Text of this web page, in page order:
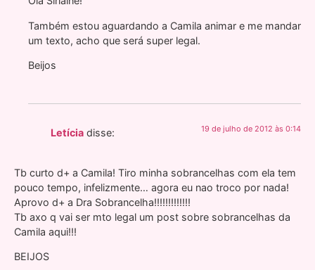
Também estou aguardando a Camila animar e me mandar
um texto, acho que será super legal.
Beijos
Letícia disse: 19 de julho de 2012 às 0:14
Tb curto d+ a Camila! Tiro minha sobrancelhas com ela tem
pouco tempo, infelizmente… agora eu nao troco por nada!
Aprovo d+ a Dra Sobrancelha!!!!!!!!!!!!!
Tb axo q vai ser mto legal um post sobre sobrancelhas da
Camila aqui!!!
BEIJOS